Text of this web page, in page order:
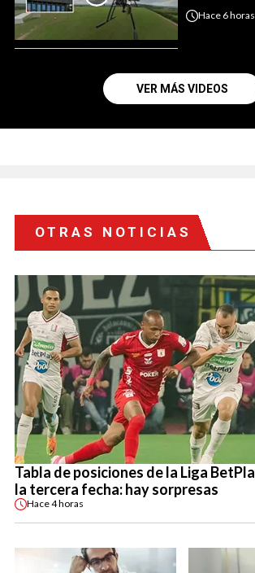
Hace 6 horas
VER MÁS VIDEOS
OTRAS NOTICIAS
Tabla de posiciones de la Liga
la tercera fecha: hay sorpresas
Hace4 horas